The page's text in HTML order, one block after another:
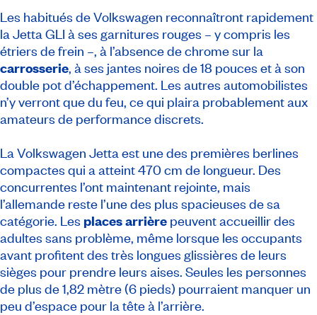
Les habitués de Volkswagen reconnaîtront rapidement
la Jetta GLI à ses garnitures rouges – y compris les
étriers de frein –, à l’absence de chrome sur la
carrosserie, à ses jantes noires de 18 pouces et à son
double pot d’échappement. Les autres automobilistes
n’y verront que du feu, ce qui plaira probablement aux
amateurs de performance discrets.
La Volkswagen Jetta est une des premières berlines
compactes qui a atteint 470 cm de longueur. Des
concurrentes l’ont maintenant rejointe, mais
l’allemande reste l’une des plus spacieuses de sa
catégorie. Les places arrière peuvent accueillir des
adultes sans problème, même lorsque les occupants
avant profitent des très longues glissières de leurs
sièges pour prendre leurs aises. Seules les personnes
de plus de 1,82 mètre (6 pieds) pourraient manquer un
peu d’espace pour la tête à l’arrière.